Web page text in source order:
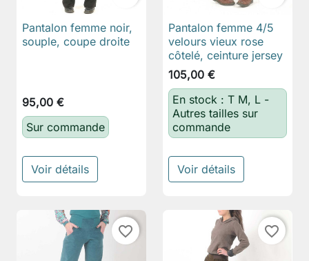
Pantalon femme noir,
souple, coupe droite
95,00 €
Sur commande
Voir détails
Pantalon femme 4/5
velours vieux rose
côtelé, ceinture jersey
105,00 €
En stock : T M, L -
Autres tailles sur
commande
Voir détails
favorite_border favorite_border